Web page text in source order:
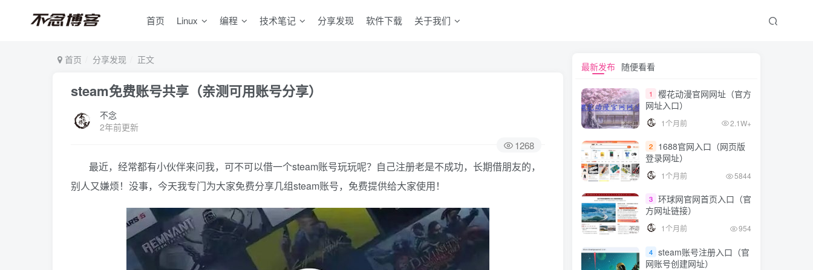
首页 Linux 编程 技术笔记 分享发现 软件下载 关于我们
首页 分享发现 正文
steam免费账号共享（亲测可用账号分享）
不念
2年前更新
1268
最近，经常都有小伙伴来问我，可不可以借一个steam账号玩玩呢？自己注册老是不成功，长期借朋友的，
别人又嫌烦！没事，今天我专门为大家免费分享几组steam账号，免费提供给大家使用！
steam账号免费共享
第一组
第二组
第三组
steam独立账号购买
steam共享账号使用须知
最新发布 随便看看
1
樱花动漫官网网址（官方
网址入口）
1个月前 2.1W+
2
1688官网入口（网页版
登录网址）
1个月前 5844
3 环球网官网首页入口（官
方网址链接）
1个月前 954
4 steam账号注册入口（官
网账号创建网址）